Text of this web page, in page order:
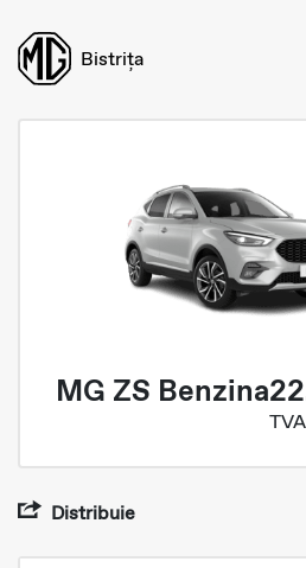
Bistrița
MG ZS Benzina
Distribuie